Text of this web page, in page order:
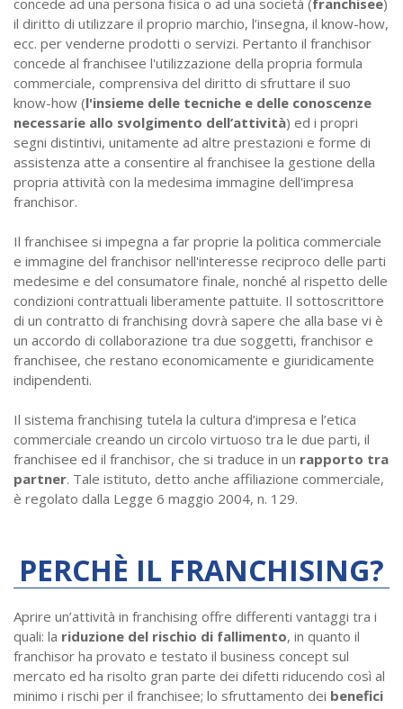
concede ad una persona fisica o ad una società (franchisee)
il diritto di utilizzare il proprio marchio, l’insegna, il know-how,
ecc. per venderne prodotti o servizi. Pertanto il franchisor
concede al franchisee l'utilizzazione della propria formula
commerciale, comprensiva del diritto di sfruttare il suo
know-how (l'insieme delle tecniche e delle conoscenze
necessarie allo svolgimento dell’attività) ed i propri
segni distintivi, unitamente ad altre prestazioni e forme di
assistenza atte a consentire al franchisee la gestione della
propria attività con la medesima immagine dell'impresa
franchisor.
Il franchisee si impegna a far proprie la politica commerciale
e immagine del franchisor nell'interesse reciproco delle parti
medesime e del consumatore finale, nonché al rispetto delle
condizioni contrattuali liberamente pattuite. Il sottoscrittore
di un contratto di franchising dovrà sapere che alla base vi è
un accordo di collaborazione tra due soggetti, franchisor e
franchisee, che restano economicamente e giuridicamente
indipendenti.
Il sistema franchising tutela la cultura d’impresa e l’etica
commerciale creando un circolo virtuoso tra le due parti, il
franchisee ed il franchisor, che si traduce in un rapporto tra
partner. Tale istituto, detto anche affiliazione commerciale,
è regolato dalla Legge 6 maggio 2004, n. 129.
PERCHÈ IL FRANCHISING?
Aprire un’attività in franchising offre differenti vantaggi tra i
quali: la riduzione del rischio di fallimento, in quanto il
franchisor ha provato e testato il business concept sul
mercato ed ha risolto gran parte dei difetti riducendo così al
minimo i rischi per il franchisee; lo sfruttamento dei benefici